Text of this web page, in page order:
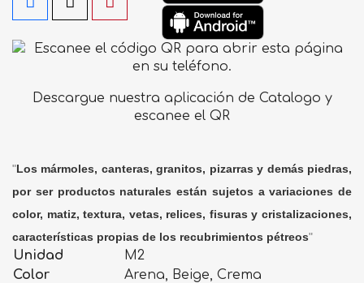
Descargue nuestra aplicación de Catalogo y
escanee el QR
"Los mármoles, canteras, granitos, pizarras y demás piedras,
por ser productos naturales están sujetos a variaciones de
color, matiz, textura, vetas, relices, fisuras y cristalizaciones,
características propias de los recubrimientos pétreos"
Unidad
M2
Color
Arena, Beige, Crema